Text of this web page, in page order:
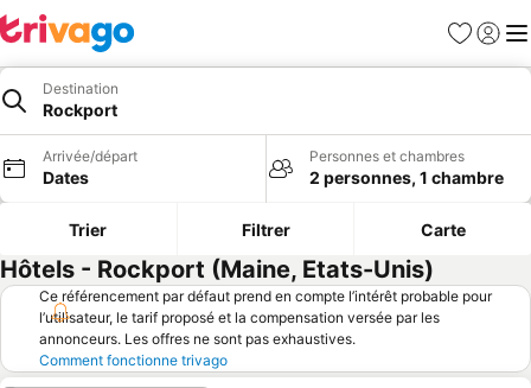
Favoris
Se
Destination
Rockport
Arrivée/départ
Dates
Personnes et chambres
2 personnes, 1 chambre
Trier Filtrer Carte
Hôtels - Rockport (Maine, Etats-Unis)
Ce référencement par défaut prend en compte l’intérêt probable pour
l’utilisateur, le tarif proposé et la compensation versée par les
annonceurs. Les offres ne sont pas exhaustives.
Comment fonctionne trivago